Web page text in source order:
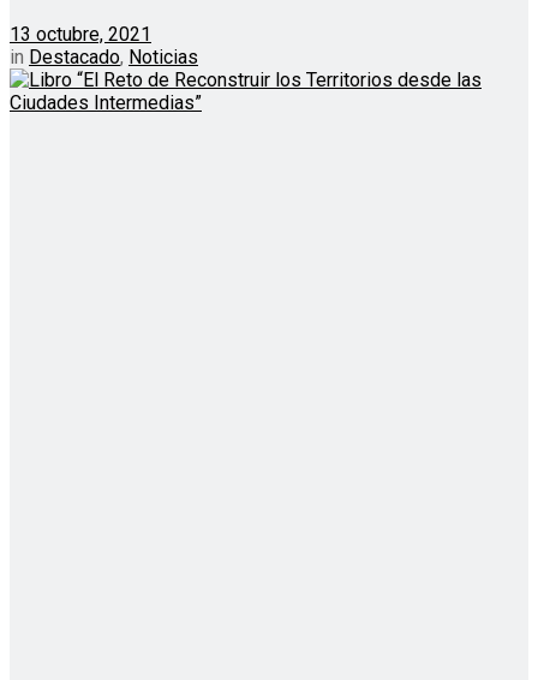
13 octubre, 2021
in Destacado, Noticias